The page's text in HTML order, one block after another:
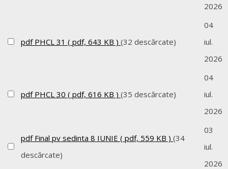
2026
pdf PHCL 31 ( pdf, 643 KB ) (32 descărcate)
04
iul.
2026
pdf PHCL 30 ( pdf, 616 KB ) (35 descărcate)
04
iul.
2026
pdf Final pv sedinta 8 IUNIE ( pdf, 559 KB ) (34
descărcate)
03
iul.
2026